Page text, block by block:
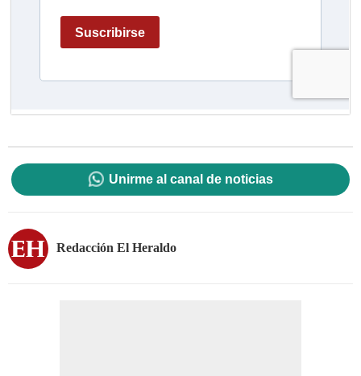
Unirme al canal de noticias
Redacción El Heraldo